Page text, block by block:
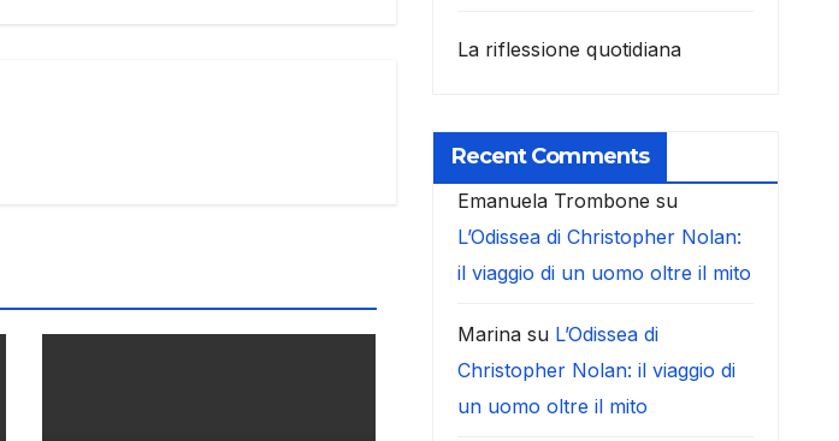
La riflessione quotidiana
Recent Comments
Emanuela Trombone su
L’Odissea di Christopher Nolan:
il viaggio di un uomo oltre il mito
Marinasu L’Odissea di
Christopher Nolan: il viaggio di
un uomo oltre il mito